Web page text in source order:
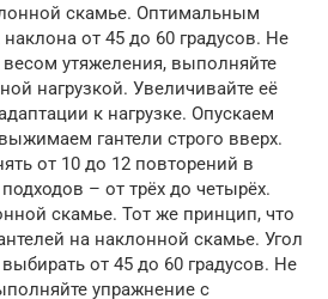
скамье. Оптимальным
от 45 до 60 градусов. Не
утяжеления, выполняйте
нагрузкой. Увеличивайте её
к нагрузке. Опускаем
гантели строго вверх.
от 10 до 12 повторений в
– от трёх до четырёх.
скамье. Тот же принцип, что
на наклонной скамье. Угол
от 45 до 60 градусов. Не
упражнение с